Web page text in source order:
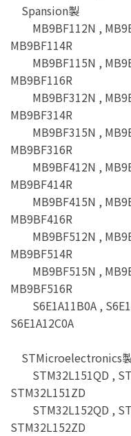
Spansion製
MB9BF112N ,
MB9BF114R
MB9BF115N ,
MB9BF116R
MB9BF312N ,
MB9BF314R
MB9BF315N ,
MB9BF316R
MB9BF412N ,
MB9BF414R
MB9BF415N ,
MB9BF416R
MB9BF512N ,
MB9BF514R
MB9BF515N ,
MB9BF516R
S6E1A11B0A ,
S6E1A12C0A
STMicroelectronics
STM32L151QD ,
STM32L151ZD
STM32L152QD ,
STM32L152ZD